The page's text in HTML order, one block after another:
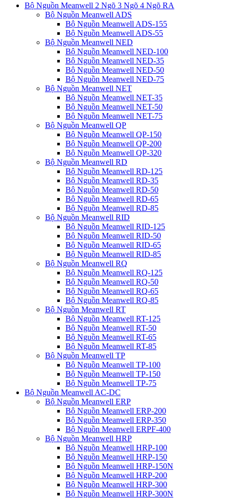
Bộ Nguồn Meanwell 2 Ngõ 3 Ngõ 4 Ngõ RA
Bộ Nguồn Meanwell ADS
Bộ Nguồn Meanwell ADS-155
Bộ Nguồn Meanwell ADS-55
Bộ Nguồn Meanwell NED
Bộ Nguồn Meanwell NED-100
Bộ Nguồn Meanwell NED-35
Bộ Nguồn Meanwell NED-50
Bộ Nguồn Meanwell NED-75
Bộ Nguồn Meanwell NET
Bộ Nguồn Meanwell NET-35
Bộ Nguồn Meanwell NET-50
Bộ Nguồn Meanwell NET-75
Bộ Nguồn Meanwell QP
Bộ Nguồn Meanwell QP-150
Bộ Nguồn Meanwell QP-200
Bộ Nguồn Meanwell QP-320
Bộ Nguồn Meanwell RD
Bộ Nguồn Meanwell RD-125
Bộ Nguồn Meanwell RD-35
Bộ Nguồn Meanwell RD-50
Bộ Nguồn Meanwell RD-65
Bộ Nguồn Meanwell RD-85
Bộ Nguồn Meanwell RID
Bộ Nguồn Meanwell RID-125
Bộ Nguồn Meanwell RID-50
Bộ Nguồn Meanwell RID-65
Bộ Nguồn Meanwell RID-85
Bộ Nguồn Meanwell RQ
Bộ Nguồn Meanwell RQ-125
Bộ Nguồn Meanwell RQ-50
Bộ Nguồn Meanwell RQ-65
Bộ Nguồn Meanwell RQ-85
Bộ Nguồn Meanwell RT
Bộ Nguồn Meanwell RT-125
Bộ Nguồn Meanwell RT-50
Bộ Nguồn Meanwell RT-65
Bộ Nguồn Meanwell RT-85
Bộ Nguồn Meanwell TP
Bộ Nguồn Meanwell TP-100
Bộ Nguồn Meanwell TP-150
Bộ Nguồn Meanwell TP-75
Bộ Nguồn Meanwell AC-DC
Bộ Nguồn Meanwell ERP
Bộ Nguồn Meanwell ERP-200
Bộ Nguồn Meanwell ERP-350
Bộ Nguồn Meanwell ERPF-400
Bộ Nguồn Meanwell HRP
Bộ Nguồn Meanwell HRP-100
Bộ Nguồn Meanwell HRP-150
Bộ Nguồn Meanwell HRP-150N
Bộ Nguồn Meanwell HRP-200
Bộ Nguồn Meanwell HRP-300
Bộ Nguồn Meanwell HRP-300N